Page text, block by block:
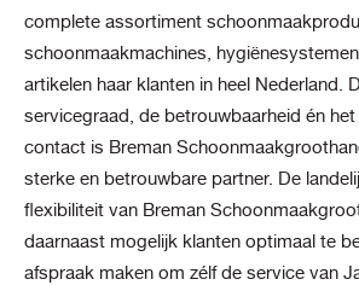
complete assortiment
schoonmaakmachines,
artikelen haar klanten in heel Nederland.
servicegraad, de betrouwbaarheid én
contact is Breman
sterke en betrouwbare partner. De
flexibiliteit van Breman
daarnaast mogelijk klanten optimaal te
afspraak maken om zélf de service van